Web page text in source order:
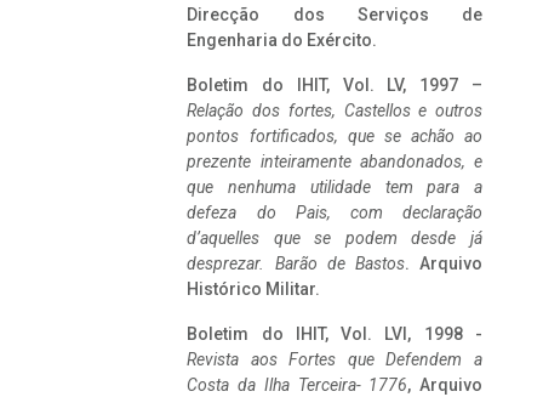
Direcção dos Serviços de
Engenharia do Exército.
Boletim do IHIT, Vol. LV, 1997 –
Relação dos fortes, Castellos e outros
pontos fortificados, que se achão ao
prezente inteiramente abandonados, e
que nenhuma utilidade tem para a
defeza do Pais, com declaração
d’aquelles que se podem desde já
desprezar. Barão de Bastos. Arquivo
Histórico Militar.
Boletim do IHIT, Vol. LVI, 1998 -
Revista aos Fortes que Defendem a
Costa da Ilha Terceira- 1776, Arquivo